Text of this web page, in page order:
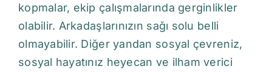
kopmalar, ekip çalışmalarında gerginlikler
olabilir. Arkadaşlarınızın sağı solu belli
olmayabilir. Diğer yandan sosyal çevreniz,
sosyal hayatınız heyecan ve ilham verici